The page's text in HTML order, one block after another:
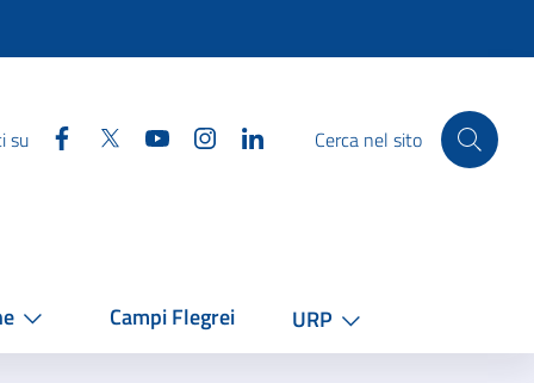
su Facebook
Twitter YouTube InstagramLinkedinCerca nel sito
Campi Flegrei URP